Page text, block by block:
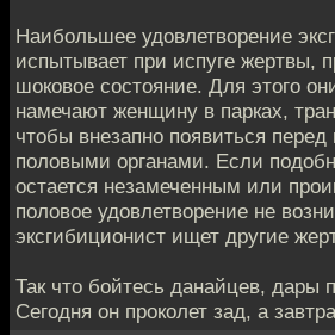
Наибольшее удовлетворение
испытывает при испуге жертвы,
шоковое состояние. Для этого
намечают женщину в парках,
чтобы внезапно появиться
половыми органами. Если
остается незамеченным или
половое удовлетворение не
эксгибиционист ищет другие
Так что бойтесь данайцев, дары
Сегодня он проколет зад, а